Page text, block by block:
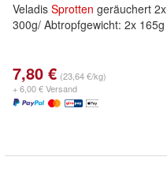
Veladis Sprotten geräuchert 2x
300g/ Abtropfgewicht: 2x 165g
7,80 € (23,64 €/kg)
+ 6,00 € Versand